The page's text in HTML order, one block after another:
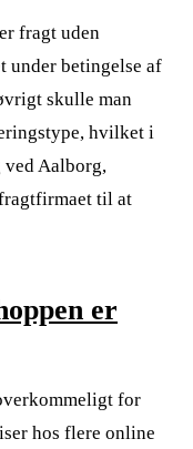
fragt uden
under betingelse af
skulle man
hvilket i
Aalborg,
til at
er
for
hos flere online